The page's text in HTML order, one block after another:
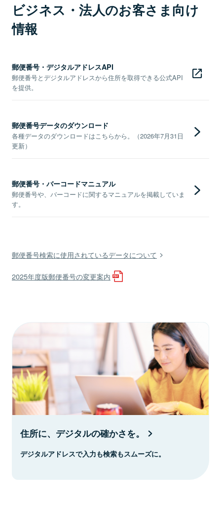
ビジネス・法人のお客さま向け
情報
郵便番号・デジタルアドレスAPI
郵便番号とデジタルアドレスから住所を取得できる公式API
を提供。
郵便番号データのダウンロード
各種データのダウンロードはこちらから。（2026年7月31日
更新）
郵便番号・バーコードマニュアル
郵便番号や、バーコードに関するマニュアルを掲載していま
す。
郵便番号検索に使用されているデータについて
2025年度版郵便番号の変更案内
住所に、デジタルの確かさを。
デジタルアドレスで入力も検索もスムーズに。